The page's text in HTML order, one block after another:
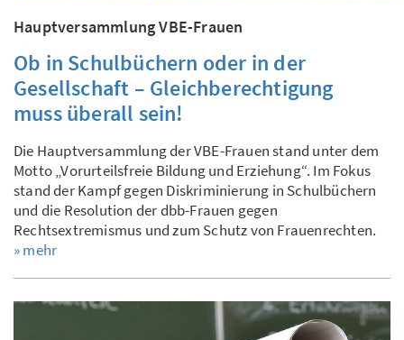
Hauptversammlung VBE-Frauen
Ob in Schulbüchern oder in der
Gesellschaft – Gleichberechtigung
muss überall sein!
Die Hauptversammlung der VBE-Frauen stand unter dem
Motto „Vorurteilsfreie Bildung und Erziehung“. Im Fokus
stand der Kampf gegen Diskriminierung in Schulbüchern
und die Resolution der dbb-Frauen gegen
Rechtsextremismus und zum Schutz von Frauenrechten.
» mehr